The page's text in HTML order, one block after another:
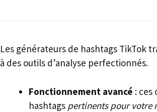
Les générateurs de hashtags TikTok
à des outils d’analyse perfectionnés.
Fonctionnement avancé : ces
hashtags pertinents pour votre